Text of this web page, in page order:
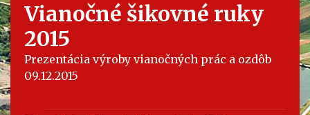
Vianočné šikovné ruky
2015
Prezentácia výroby vianočných prác a ozdôb
09.12.2015